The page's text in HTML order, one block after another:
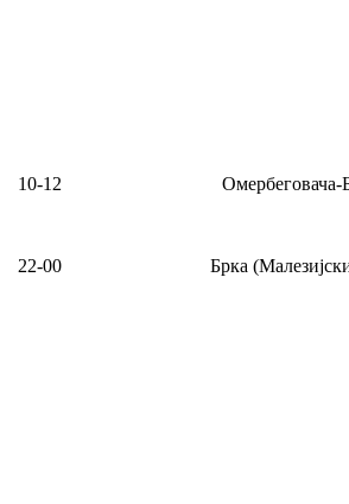
10-12 Омербеговача-
22-00 Брка